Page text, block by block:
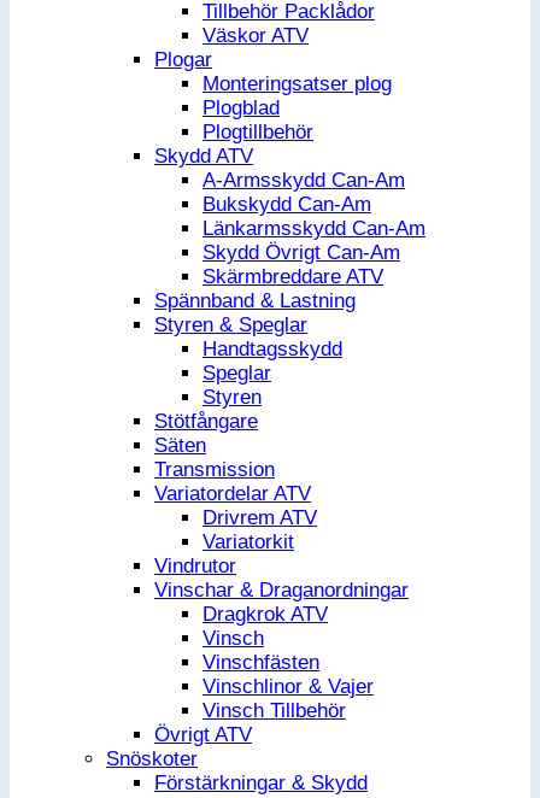
Tillbehör Packlådor
Väskor ATV
Plogar
Monteringsatser plog
Plogblad
Plogtillbehör
Skydd ATV
A-Armsskydd Can-Am
Bukskydd Can-Am
Länkarmsskydd Can-Am
Skydd Övrigt Can-Am
Skärmbreddare ATV
Spännband & Lastning
Styren & Speglar
Handtagsskydd
Speglar
Styren
Stötfångare
Säten
Transmission
Variatordelar ATV
Drivrem ATV
Variatorkit
Vindrutor
Vinschar & Draganordningar
Dragkrok ATV
Vinsch
Vinschfästen
Vinschlinor & Vajer
Vinsch Tillbehör
Övrigt ATV
Snöskoter
Förstärkningar & Skydd